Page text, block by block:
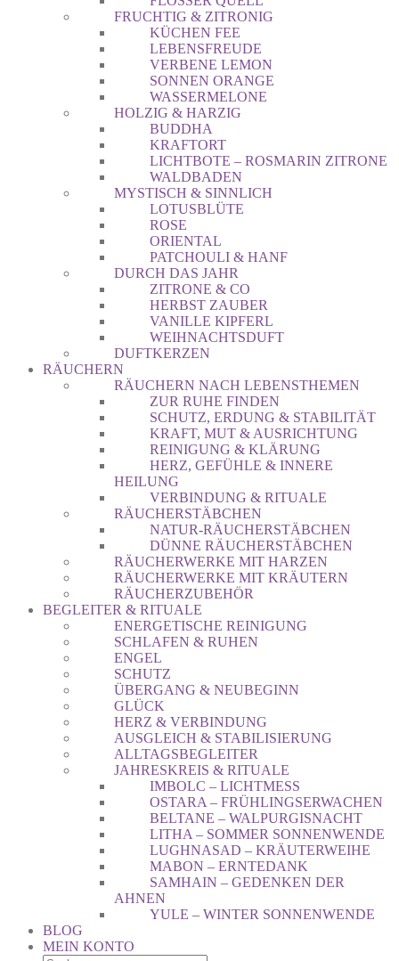
FRUCHTIG & ZITRONIG
KÜCHEN FEE
LEBENSFREUDE
VERBENE LEMON
SONNEN ORANGE
WASSERMELONE
HOLZIG & HARZIG
BUDDHA
KRAFTORT
LICHTBOTE – ROSMARIN ZITRONE
WALDBADEN
MYSTISCH & SINNLICH
LOTUSBLÜTE
ROSE
ORIENTAL
PATCHOULI & HANF
DURCH DAS JAHR
ZITRONE & CO
HERBST ZAUBER
VANILLE KIPFERL
WEIHNACHTSDUFT
DUFTKERZEN
RÄUCHERN
RÄUCHERN NACH LEBENSTHEMEN
ZUR RUHE FINDEN
SCHUTZ, ERDUNG & STABILITÄT
KRAFT, MUT & AUSRICHTUNG
REINIGUNG & KLÄRUNG
HERZ, GEFÜHLE & INNERE
HEILUNG
VERBINDUNG & RITUALE
RÄUCHERSTÄBCHEN
NATUR-RÄUCHERSTÄBCHEN
DÜNNE RÄUCHERSTÄBCHEN
RÄUCHERWERKE MIT HARZEN
RÄUCHERWERKE MIT KRÄUTERN
RÄUCHERZUBEHÖR
BEGLEITER & RITUALE
ENERGETISCHE REINIGUNG
SCHLAFEN & RUHEN
ENGEL
SCHUTZ
ÜBERGANG & NEUBEGINN
GLÜCK
HERZ & VERBINDUNG
AUSGLEICH & STABILISIERUNG
ALLTAGSBEGLEITER
JAHRESKREIS & RITUALE
IMBOLC – LICHTMESS
OSTARA – FRÜHLINGSERWACHEN
BELTANE – WALPURGISNACHT
LITHA – SOMMER SONNENWENDE
LUGHNASAD – KRÄUTERWEIHE
MABON – ERNTEDANK
SAMHAIN – GEDENKEN DER
AHNEN
YULE – WINTER SONNENWENDE
BLOG
MEIN KONTO